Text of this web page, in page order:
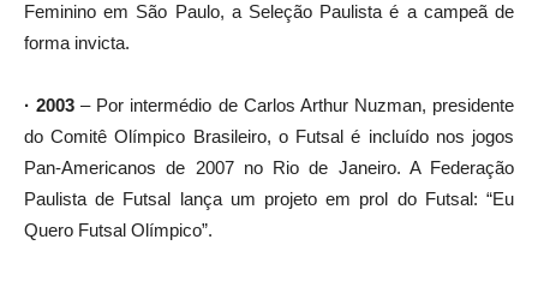
Feminino em São Paulo, a Seleção Paulista é a campeã de
forma invicta.
· 2003 – Por intermédio de Carlos Arthur Nuzman, presidente
do Comitê Olímpico Brasileiro, o Futsal é incluído nos jogos
Pan-Americanos de 2007 no Rio de Janeiro. A Federação
Paulista de Futsal lança um projeto em prol do Futsal: “Eu
Quero Futsal Olímpico”.